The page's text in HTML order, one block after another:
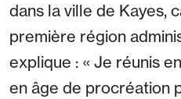
dans la ville de Kayes,
première région
explique : « Je réunis
en âge de procréation